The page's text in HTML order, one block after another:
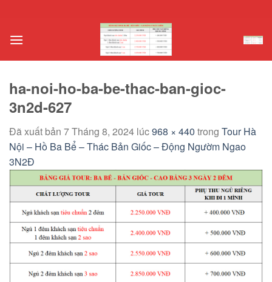
nội
ha-noi-ho-ba-be-thac-ban-gioc-
3n2d-627
Đã xuất bản 7 Tháng 8, 2024 lúc968 × 440 trong Tour Hà
Nội – Hồ Ba Bể – Thác Bản Giốc – Động Ngườm Ngao
3N2Đ